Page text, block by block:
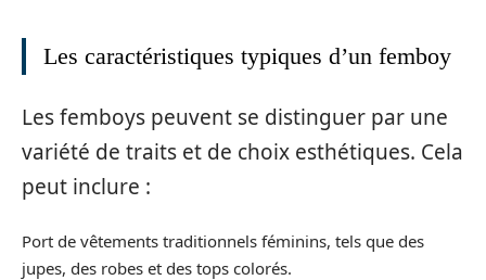
Les caractéristiques typiques d’un femboy
Les femboys peuvent se distinguer par une
variété de traits et de choix esthétiques. Cela
peut inclure :
Port de vêtements traditionnels féminins, tels que des
jupes, des robes et des tops colorés.